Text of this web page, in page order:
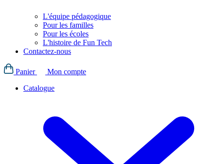
L'équipe pédagogique
Pour les familles
Pour les écoles
L'histoire de Fun Tech
Contactez-nous
Panier
Mon compte
Catalogue